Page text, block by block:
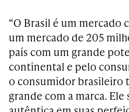
“O Brasil é um mercado
um mercado de 205
país com um grande
continental e pelo
o consumidor brasileiro
grande com a marca. Ele